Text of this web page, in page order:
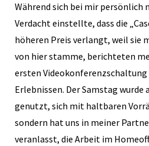
Während sich bei mir persönlich
Verdacht einstellte, dass die
höheren Preis verlangt, weil sie
von hier stamme, berichteten
ersten
Erlebnissen. Der Samstag
genutzt, sich mit haltbaren
sondern hat uns in meiner
veranlasst, die Arbeit im